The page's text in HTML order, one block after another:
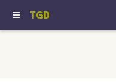
TGD